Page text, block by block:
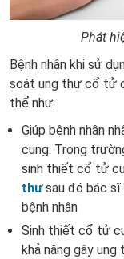
Phát
Bệnh nhân khi sử
soát ung thư cổ tử
thể như:
Giúp bệnh nhân
cung. Trong
sinh thiết cổ tử
thưsau đó bác sĩ
bệnh nhân
Sinh thiết cổ tử
khả năng gây